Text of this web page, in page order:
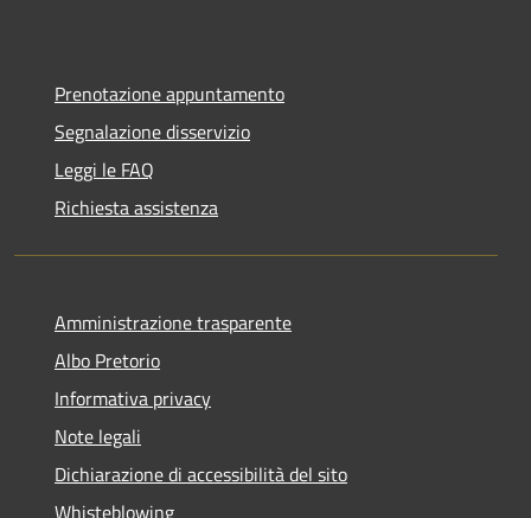
Prenotazione appuntamento
Segnalazione disservizio
Leggi le FAQ
Richiesta assistenza
Amministrazione trasparente
Albo Pretorio
Informativa privacy
Note legali
Dichiarazione di accessibilità del sito
Whisteblowing